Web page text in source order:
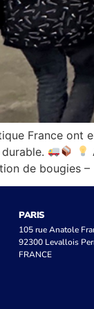
France ont
de bougies
PARIS
105 rue Anatole
92300 Levallois
FRANCE